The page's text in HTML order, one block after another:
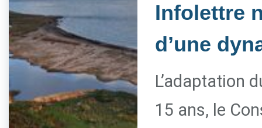
Infolettre
d’une
L’adaptation
15 ans, le